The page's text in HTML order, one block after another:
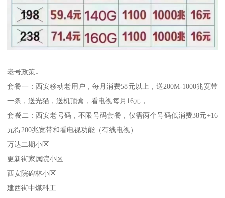
老号政策↓
套餐一：西安移动老用户，每月消费58元以上，送200M-1000兆宽带
一条，送光猫，送机顶盒，看电视每月16元，
套餐二：西安老号码，不限号码套餐，仅需两个号码低消费38元+16
元得200兆宽带和看电视功能（有线电视）
万达二期小区
更新街家属院小区
西安院碑林小区
建西街中煤科工